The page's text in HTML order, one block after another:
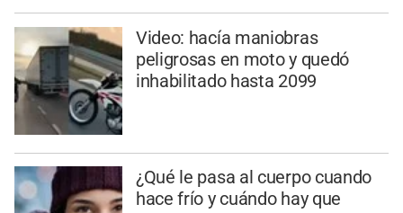
Video: hacía maniobras
peligrosas en moto y quedó
inhabilitado hasta 2099
¿Qué le pasa al cuerpo cuando
hace frío y cuándo hay que